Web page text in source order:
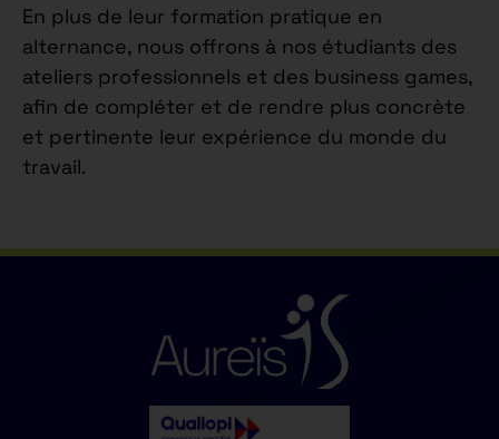
En plus de leur formation pratique en
alternance, nous offrons à nos étudiants des
ateliers professionnels et des business games,
afin de compléter et de rendre plus concrète
et pertinente leur expérience du monde du
travail.